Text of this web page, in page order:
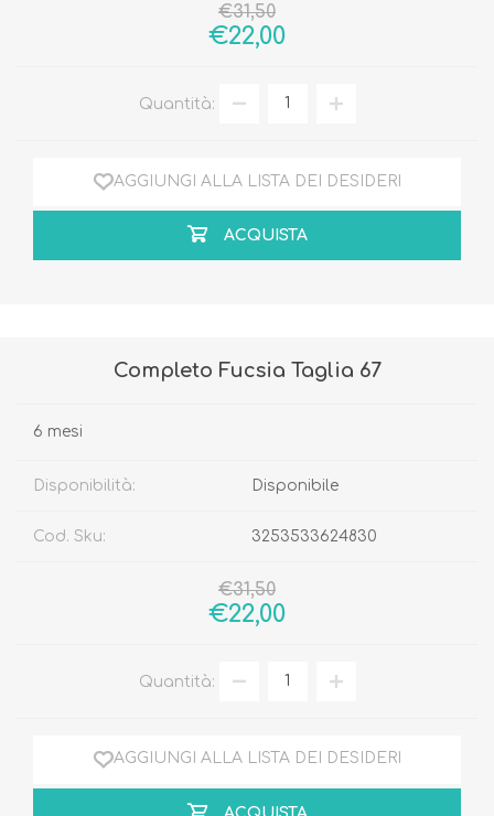
€31,50
€22,00
Quantità:
AGGIUNGI ALLA LISTA DEI DESIDERI
ACQUISTA
Completo Fucsia Taglia 67
6 mesi
Disponibilità: Disponibile
Cod. Sku: 3253533624830
€31,50
€22,00
Quantità:
AGGIUNGI ALLA LISTA DEI DESIDERI